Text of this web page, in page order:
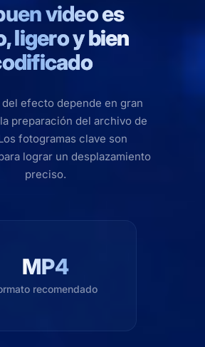
video es
ligero y bien
del efecto depende en gran
preparación del archivo de
fotogramas clave son
lograr un desplazamiento
preciso.
MP4
recomendado